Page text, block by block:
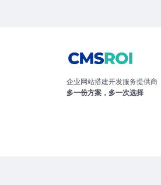
企业网站搭建开发服务提供商
多一份方案，多一次选择